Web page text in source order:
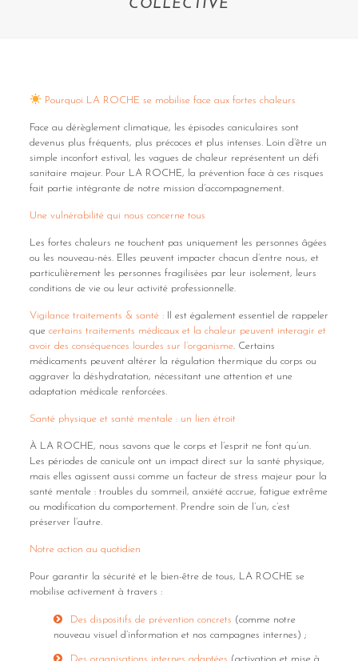
COLLECTIVE
Pourquoi LA ROCHE se mobilise face aux fortes chaleurs
Face au dérèglement climatique, les épisodes caniculaires sont
devenus plus fréquents, plus précoces et plus intenses. Loin d’être un
simple inconfort estival, les vagues de chaleur représentent un défi
sanitaire majeur. Pour LA ROCHE, la prévention face à ces risques
fait partie intégrante de notre mission d’accompagnement.
Une vulnérabilité qui nous concerne tous
Les fortes chaleurs ne touchent pas uniquement les personnes âgées
ou les nouveau-nés. Elles peuvent impacter chacun d’entre nous, et
particulièrement les personnes fragilisées par leur isolement, leurs
conditions de vie ou leur activité professionnelle.
Vigilance traitements & santé :Il est également essentiel de rappeler
que certains traitements médicaux et la chaleur peuvent interagir et
avoir des conséquences lourdes sur l’organisme. Certains
médicaments peuvent altérer la régulation thermique du corps ou
aggraver la déshydratation, nécessitant une attention et une
adaptation médicale renforcées.
Santé physique et santé mentale : un lien étroit
À LA ROCHE, nous savons que le corps et l’esprit ne font qu’un.
Les périodes de canicule ont un impact direct sur la santé physique,
mais elles agissent aussi comme un facteur de stress majeur pour la
santé mentale : troubles du sommeil, anxiété accrue, fatigue extrême
ou modification du comportement. Prendre soin de l’un, c’est
préserver l’autre.
Notre action au quotidien
Pour garantir la sécurité et le bien-être de tous, LA ROCHE se
mobilise activement à travers :
Des dispositifs de prévention concrets (comme notre
nouveau visuel d’information et nos campagnes internes) ;